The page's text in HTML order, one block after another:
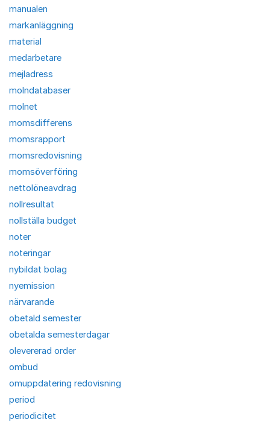
manualen
markanläggning
material
medarbetare
mejladress
molndatabaser
molnet
momsdifferens
momsrapport
momsredovisning
momsöverföring
nettolöneavdrag
nollresultat
nollställa budget
noter
noteringar
nybildat bolag
nyemission
närvarande
obetald semester
obetalda semesterdagar
olevererad order
ombud
omuppdatering redovisning
period
periodicitet